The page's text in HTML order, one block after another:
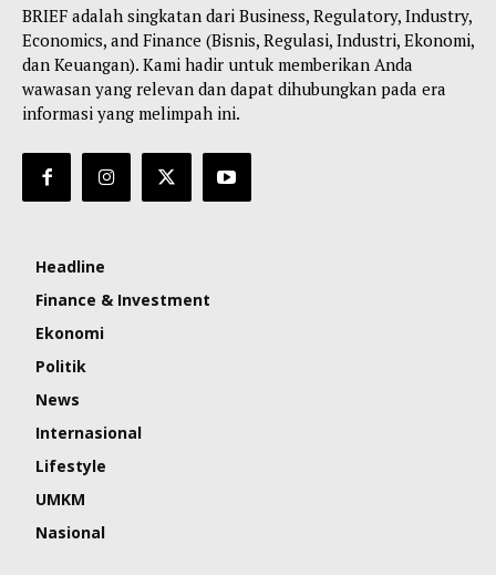
BRIEF adalah singkatan dari Business, Regulatory, Industry,
Economics, and Finance (Bisnis, Regulasi, Industri, Ekonomi,
dan Keuangan). Kami hadir untuk memberikan Anda
wawasan yang relevan dan dapat dihubungkan pada era
informasi yang melimpah ini.
Headline
Finance & Investment
Ekonomi
Politik
News
Internasional
Lifestyle
UMKM
Nasional